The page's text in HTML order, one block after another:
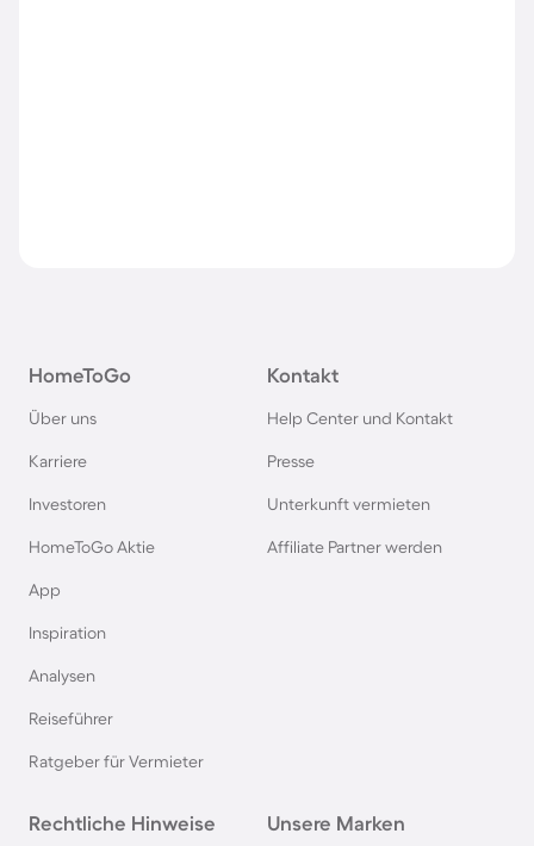
HomeToGo
Über uns
Karriere
Investoren
HomeToGo Aktie
App
Inspiration
Analysen
Reiseführer
Ratgeber für Vermieter
Kontakt
Help Center und Kontakt
Presse
Unterkunft vermieten
Affiliate Partner werden
Rechtliche Hinweise Unsere Marken